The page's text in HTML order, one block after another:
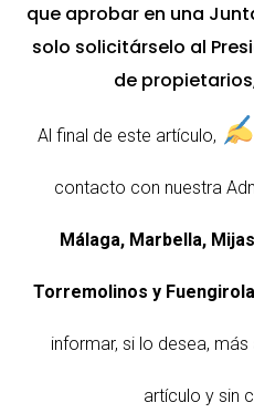
que aprobar en una
solo solicitárselo al
de
Al final de este artículo,
contacto con nuestra
Málaga, Marbella,
Torremolinos y Fuengirola
informar, si lo desea,
artículo y sin